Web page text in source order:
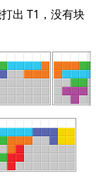
出 T1，没有块